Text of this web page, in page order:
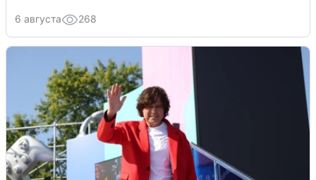
6 августа 268